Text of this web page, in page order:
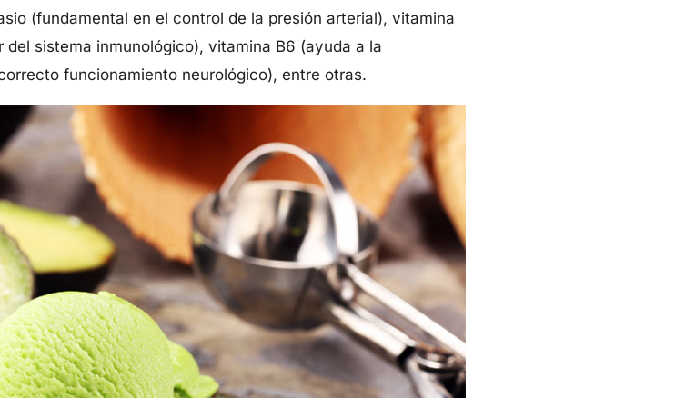
(fundamental en el control de la presión arterial), vitamina
sistema inmunológico), vitamina B6 (ayuda a la
funcionamiento neurológico), entre otras.